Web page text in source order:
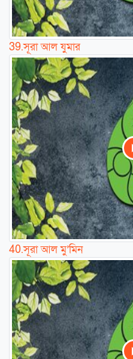
39.সূরা আল যুমার
40.সূরা আল মু’মিন